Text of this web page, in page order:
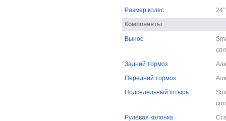
Размер колес
24"
Компоненты
Вынос
Задний тормоз
Передний тормоз
Подседельный штырь
Рулевая колонка